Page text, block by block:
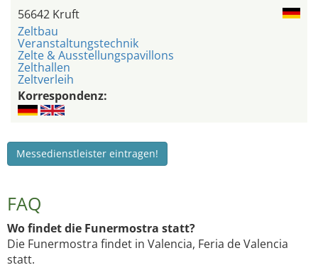
56642 Kruft
Zeltbau
Veranstaltungstechnik
Zelte & Ausstellungspavillons
Zelthallen
Zeltverleih
Korrespondenz:
Messedienstleister eintragen!
FAQ
Wo findet die Funermostra statt?
Die Funermostra findet in Valencia, Feria de Valencia
statt.